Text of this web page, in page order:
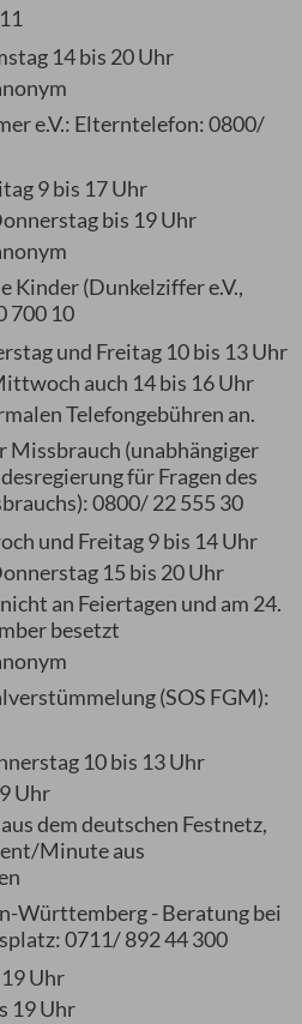
14 bis 20 Uhr
e.V.: Elterntelefon: 0800/
9 bis 17 Uhr
bis 19 Uhr
Kinder (Dunkelziffer e.V.,
700 10
und Freitag 10 bis 13 Uhr
auch 14 bis 16 Uhr
Telefongebühren an.
Missbrauch (unabhängiger
für Fragen des
0800/ 22 555 30
und Freitag 9 bis 14 Uhr
15 bis 20 Uhr
an Feiertagen und am 24.
besetzt
(SOS FGM):
10 bis 13 Uhr
Uhr
dem deutschen Festnetz,
Minute aus
Württemberg - Beratung bei
0711/ 892 44 300
Uhr
19 Uhr